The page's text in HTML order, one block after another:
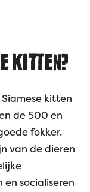
KITTEN?
kitten
de 500 en
fokker.
van de dieren
socialiseren